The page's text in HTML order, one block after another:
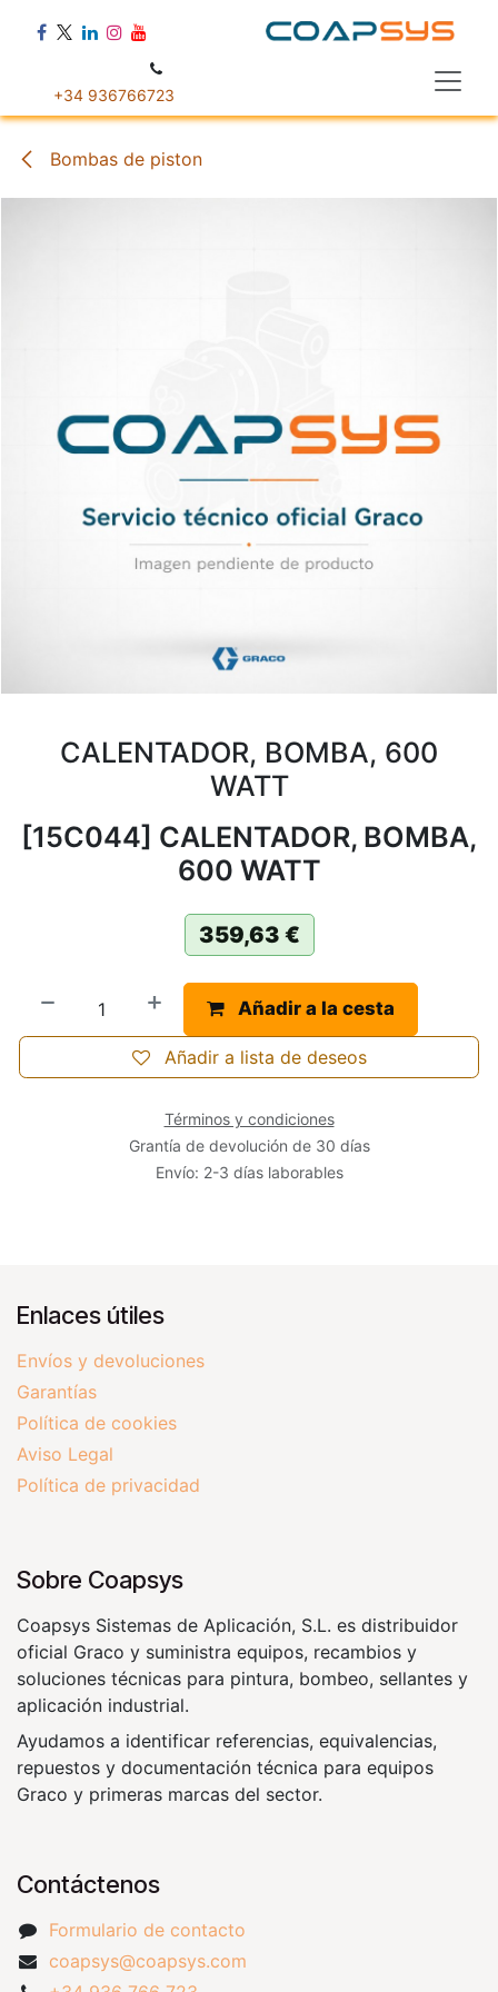
+34 936766723
Bombas de piston
CALENTADOR, BOMBA, 600
WATT
[15C044] CALENTADOR, BOMBA,
600 WATT
359,63 €
Añadir a la cesta
Añadir a lista de deseos
Términos y condiciones
Grantía de devolución de 30 días
Envío: 2-3 días laborables
Enlaces útiles
Envíos y devoluciones
Garantías
Política de cookies
Aviso Legal
Política de privacidad
Sobre Coapsys
Coapsys Sistemas de Aplicación, S.L. es distribuidor
oficial Graco y suministra equipos, recambios y
soluciones técnicas para pintura, bombeo, sellantes y
aplicación industrial.
Ayudamos a identificar referencias, equivalencias,
repuestos y documentación técnica para equipos
Graco y primeras marcas del sector.
Contáctenos
Formulario de contacto
coapsys@coapsys.com